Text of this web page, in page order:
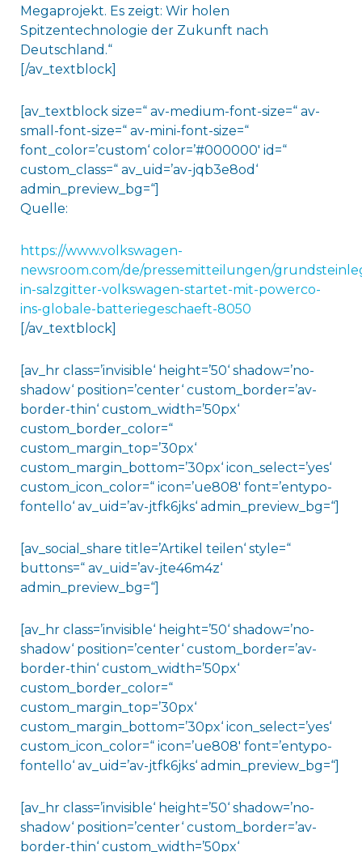
Megaprojekt. Es zeigt: Wir holen
Spitzentechnologie der Zukunft nach
Deutschland.“
[/av_textblock]
[av_textblock size=“ av-medium-font-size=“ av-
small-font-size=“ av-mini-font-size=“
font_color=’custom‘ color=’#000000′ id=“
custom_class=“ av_uid=’av-jqb3e8od‘
admin_preview_bg=“]
Quelle:
https://www.volkswagen-
newsroom.com/de/pressemitteilungen/
in-salzgitter-volkswagen-startet-mit-powerco-
ins-globale-batteriegeschaeft-8050
[/av_textblock]
[av_hr class=’invisible‘ height=’50‘ shadow=’no-
shadow‘ position=’center‘ custom_border=’av-
border-thin‘ custom_width=’50px‘
custom_border_color=“
custom_margin_top=’30px‘
custom_margin_bottom=’30px‘ icon_select=’yes‘
custom_icon_color=“ icon=’ue808′ font=’entypo-
fontello‘ av_uid=’av-jtfk6jks‘ admin_preview_bg=“]
[av_social_share title=’Artikel teilen‘ style=“
buttons=“ av_uid=’av-jte46m4z‘
admin_preview_bg=“]
[av_hr class=’invisible‘ height=’50‘ shadow=’no-
shadow‘ position=’center‘ custom_border=’av-
border-thin‘ custom_width=’50px‘
custom_border_color=“
custom_margin_top=’30px‘
custom_margin_bottom=’30px‘ icon_select=’yes‘
custom_icon_color=“ icon=’ue808′ font=’entypo-
fontello‘ av_uid=’av-jtfk6jks‘ admin_preview_bg=“]
[av_hr class=’invisible‘ height=’50‘ shadow=’no-
shadow‘ position=’center‘ custom_border=’av-
border-thin‘ custom_width=’50px‘